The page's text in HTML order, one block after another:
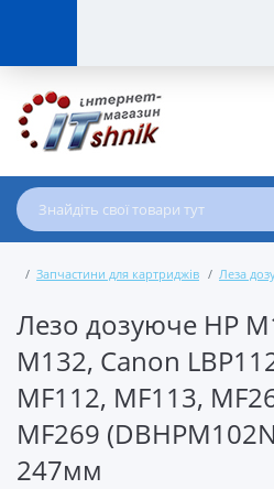
Запчастини для картриджів Леза
Лезо дозуюче HP
M132, Canon
MF112, MF113,
MF269
247мм